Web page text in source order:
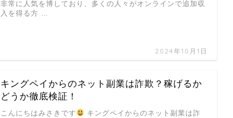
2024年10月1日
非常に人気を博しており、多くの人々がオンラインで追加収
入を得る方 …
キングペイからのネット副業は詐欺？稼げるか
どうか徹底検証！
こんにちはみさきです
キングペイからのネット副業は詐